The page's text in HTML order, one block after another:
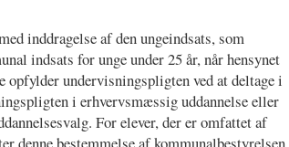
inddragelse af den ungeindsats, som
indsats for unge under 25 år, når hensynet
undervisningspligten ved at deltage i
i erhvervsmæssig uddannelse eller
For elever, der er omfattet af
denne bestemmelse af kommunalbestyrelsen.